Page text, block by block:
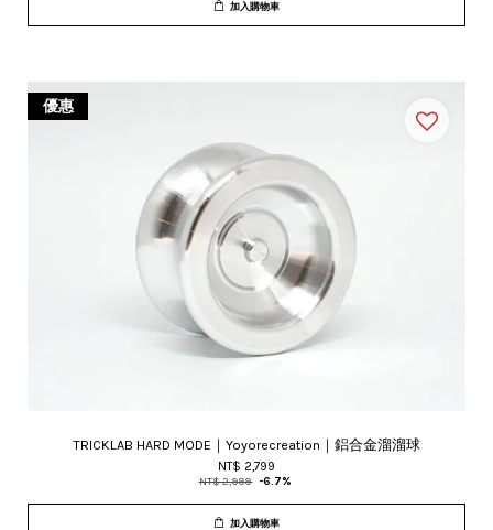
加入購物車
優惠
TRICKLAB HARD MODE｜Yoyorecreation｜鋁合金溜溜球
NT$ 2,799
NT$ 2,999 -6.7%
加入購物車